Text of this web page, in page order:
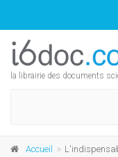
la librairie des documents
Accueil L'indispensable des